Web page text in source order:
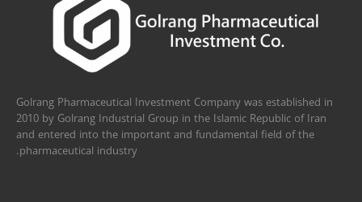
Golrang Pharmaceutical Investment Company was established in
2010 by Golrang Industrial Group in the Islamic Republic of Iran
and entered into the important and fundamental field of the
pharmaceutical industry.